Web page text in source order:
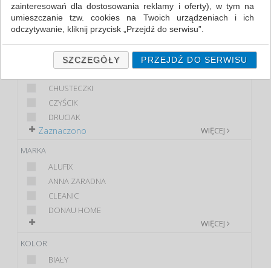
EKONOMICZNE
PREMIUM
STANDARD
CHUSTECZKI
CZYŚCIK
DRUCIAK
WIĘCEJ
Zaznaczono
MARKA
ALUFIX
ANNA ZARADNA
CLEANIC
DONAU HOME
WIĘCEJ
KOLOR
BIAŁY
zainteresowań dla dostosowania reklamy i oferty), w tym na
umieszczanie tzw. cookies na Twoich urządzeniach i ich
odczytywanie, kliknij przycisk „Przejdź do serwisu”.
Jeśli nie chcesz wyrazić zgody lub ograniczyć jej zakres, kliknij
„Szczegóły”, gdzie znajdziesz wszelkie informacje o tym jak to
zrobić . Te same informacje znajdziesz także na podstronie z
naszą polityką prywatności obowiązującą od 25 maja 2018.
W przypadku użytkowników zalogowanych, ważna jest Państwa
konta. Każda Państwa zgoda jest dobrowolna i można ją w
dowolnym momencie wycofać.
Polityka prywatności (rozwiń)
Klauzula Informacyjna (rozwiń)
Lista Zaufanych Partnerów (rozwiń)
SZCZEGÓŁY PRZEJDŹ DO SERWISU